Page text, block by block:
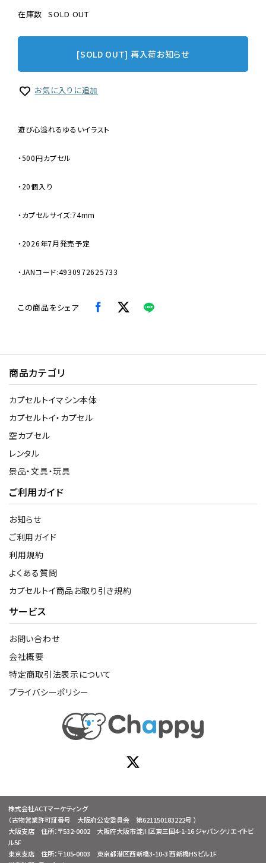
在庫数 SOLD OUT
[SOLD OUT] 再入荷お知らせ
お気に入りに追加
遊び心溢れるゆるいイラスト
・500円カプセル
・20個入り
・カプセルサイズ:74mm
・2026年7月発売予定
・JANコード:4930972625733
この商品をシェア
商品カテゴリ
カプセルトイマシン本体
カプセルトイ・カプセル
空カプセル
レンタル
景品・文具・玩具
ご利用ガイド
お知らせ
ご利用ガイド
利用規約
よくある質問
カプセルトイ商品お取り引き規約
サービス
お問い合わせ
会社概要
特定商取引法表示について
プライバシーポリシー
株式会社ACTマーケティング
（古物営業許可証番号 大阪府公安委員会 第621150183222号 ）
大阪支店 住所：〒532-0002 大阪府大阪市淀川区東三国4-1-16 ジャパンクリエイトビ
ル5F
東京支店 住所：〒105-0003 東京都港区西新橋3-10-3 西新橋HSビル1F